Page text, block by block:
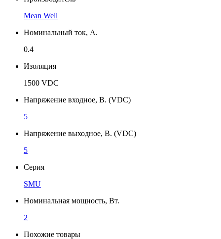
Mean Well
Номинальный ток, А.
0.4
Изоляция
1500 VDC
Напряжение входное, В. (VDC)
5
Напряжение выходное, В. (VDC)
5
Серия
SMU
Номинальная мощность, Вт.
2
Похожие товары